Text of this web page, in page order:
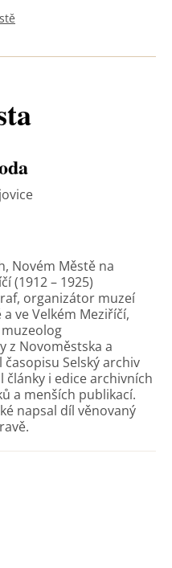
Novém Městě na
(1912 – 1925)
organizátor muzeí
ve Velkém Meziříčí,
z Novoměstska a
Selský archiv
články i edice archivních
a menších publikací.
napsal díl věnovaný